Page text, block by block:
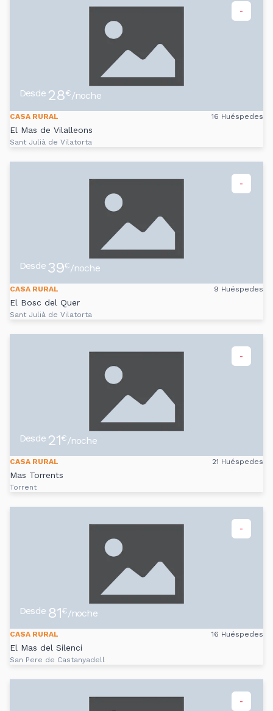
-
Desde 28€/noche
CASA RURAL 16 Huéspedes
El Mas de Vilalleons
Sant Julià de Vilatorta
-
Desde 39€/noche
CASA RURAL 9 Huéspedes
El Bosc del Quer
Sant Julià de Vilatorta
-
Desde 21€/noche
CASA RURAL 21 Huéspedes
Mas Torrents
Torrent
-
Desde 81€/noche
CASA RURAL 16 Huéspedes
El Mas del Silenci
San Pere de Castanyadell
-